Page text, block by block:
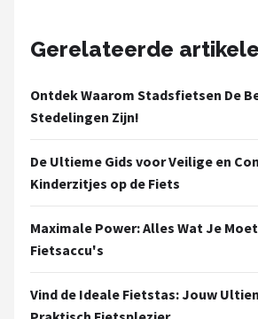
Gerelateerde
Ontdek Waarom Stadsfietsen De
Stedelingen Zijn!
De Ultieme Gids voor Veilige en
Kinderzitjes op de Fiets
Maximale Power: Alles Wat Je
Fietsaccu's
Vind de Ideale Fietstas: Jouw